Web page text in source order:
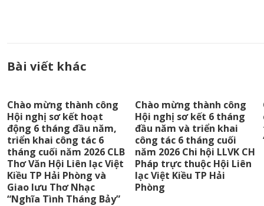
Bài viết khác
Chào mừng thành công
Hội nghị sơ kết hoạt
động 6 tháng đầu năm,
triển khai công tác 6
tháng cuối năm 2026 CLB
Thơ Văn Hội Liên lạc Việt
Kiều TP Hải Phòng và
Giao lưu Thơ Nhạc
“Nghĩa Tình Tháng Bảy”
Chào mừng thành công
Hội nghị sơ kết 6 tháng
đầu năm và triển khai
công tác 6 tháng cuối
năm 2026 Chi hội LLVK CH
Pháp trực thuộc Hội Liên
lạc Việt Kiều TP Hải
Phòng